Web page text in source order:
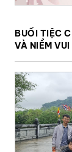
BUỔI TIỆC
VÀ NIỀM